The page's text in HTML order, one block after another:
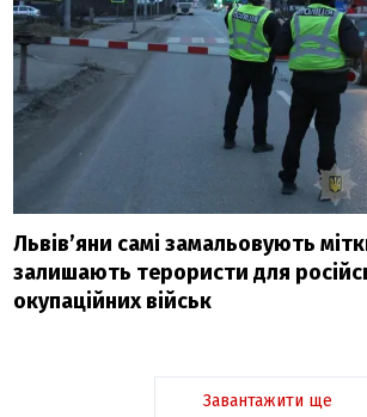
Львів’яни самі замальовують
залишають терористи для
окупаційних військ
Завантажити ще